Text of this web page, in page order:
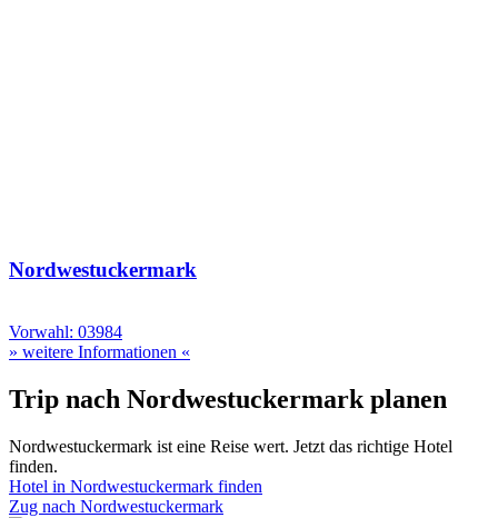
Nordwestuckermark
Vorwahl: 03984
» weitere Informationen «
Trip nach Nordwestuckermark planen
Nordwestuckermark ist eine Reise wert. Jetzt das richtige Hotel
finden.
Hotel in Nordwestuckermark finden
Zug nach Nordwestuckermark